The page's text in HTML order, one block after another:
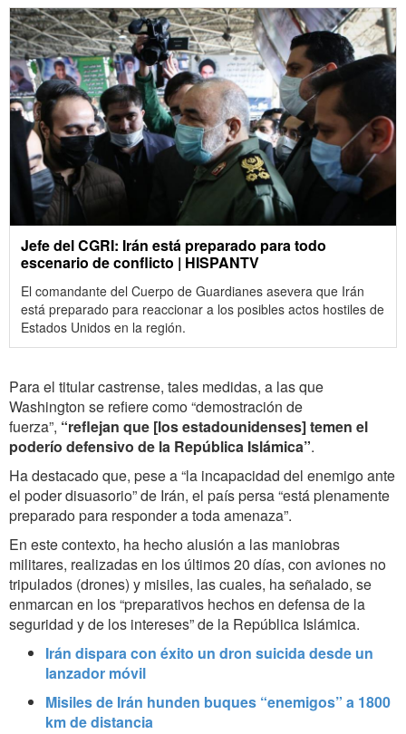
Jefe del CGRI: Irán está preparado para todo
escenario de conflicto | HISPANTV
El comandante del Cuerpo de Guardianes asevera que Irán
está preparado para reaccionar a los posibles actos hostiles de
Estados Unidos en la región.
Para el titular castrense, tales medidas, a las que
Washington se refiere como “demostración de
fuerza”, “reflejan que [los estadounidenses] temen el
poderío defensivo de la República Islámica”.
Ha destacado que, pese a “la incapacidad del enemigo ante
el poder disuasorio” de Irán, el país persa “está plenamente
preparado para responder a toda amenaza”.
En este contexto, ha hecho alusión a las maniobras
militares, realizadas en los últimos 20 días, con aviones no
tripulados (drones) y misiles, las cuales, ha señalado, se
enmarcan en los “preparativos hechos en defensa de la
seguridad y de los intereses” de la República Islámica.
Irán dispara con éxito un dron suicida desde un
lanzador móvil
Misiles de Irán hunden buques “enemigos” a 1800
km de distancia